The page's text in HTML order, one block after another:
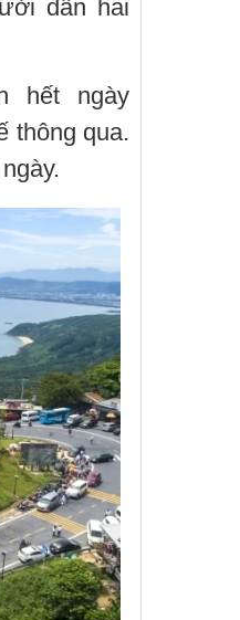
dân hai
hết ngày
thông qua.